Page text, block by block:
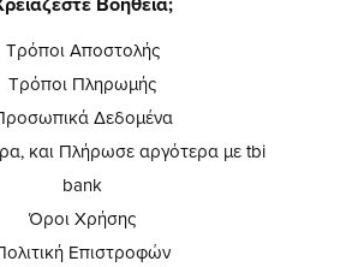
Τρόποι Αποστολής
Τρόποι Πληρωμής
Δεδομένα
και Πλήρωσε αργότερα με tbi
bank
Όροι Χρήσης
Επιστροφών